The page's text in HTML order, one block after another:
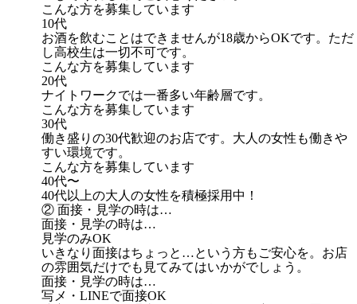
こんな方を募集しています
10代
お酒を飲むことはできませんが18歳からOKです。ただ
し高校生は一切不可です。
こんな方を募集しています
20代
ナイトワークでは一番多い年齢層です。
こんな方を募集しています
30代
働き盛りの30代歓迎のお店です。大人の女性も働きや
すい環境です。
こんな方を募集しています
40代〜
40代以上の大人の女性を積極採用中！
② 面接・見学の時は…
面接・見学の時は…
見学のみOK
いきなり面接はちょっと…という方もご安心を。お店
の雰囲気だけでも見てみてはいかがでしょう。
面接・見学の時は…
写メ・LINEで面接OK